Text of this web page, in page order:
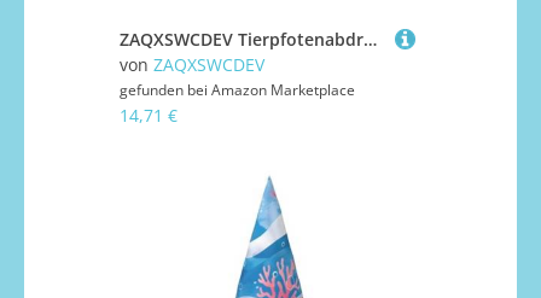
ZAQXSWCDEV Tierpfotenabdrücke Halloween Hut - Gruseliges Party-Kostüm-Accessoire mit Volldruck-Design - Leichter faltbarer Hexenhut für Halloween, Karneval, Maskerade & Rollenspiel-Events
von ZAQXSWCDEV
gefunden bei Amazon Marketplace
14,71 €